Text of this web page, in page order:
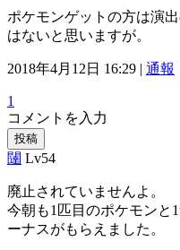
ポケモンゲットの方は演
はないと思いますが。
2018年4月12日 16:29 | 通報
1
コメントを入力
投稿
闥 Lv54
廃止されていませんよ。
今朝も1匹目のポケモンと
ーナスがもらえました。